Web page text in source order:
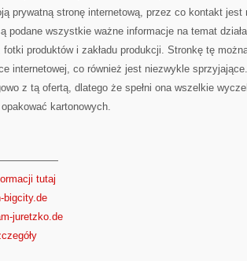
prywatną stronę internetową, przez co kontakt jest
podane wszystkie ważne informacje na temat
fotki produktów i zakładu produkcji. Stronkę tę
internetowej, co również jest niezwykle
z tą ofertą, dlatego że spełni ona wszelkie
kartonowych.
tutaj
bigcity.de
juretzko.de